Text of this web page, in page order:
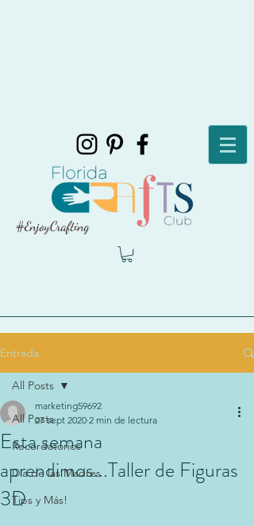
#EnjoyCrafting
Entrada
All Posts
Recordatorios
Día de las Madres
Tips y Más!
All Posts
Esta semana
aprendimos...Taller de Figuras
3D
marketing59692
27 sept 2020 2 min de lectura